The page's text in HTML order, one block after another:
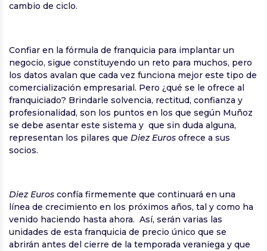
cambio de ciclo.
Confiar en la fórmula de franquicia para implantar un
negocio, sigue constituyendo un reto para muchos, pero
los datos avalan que cada vez funciona mejor este tipo de
comercialización empresarial. Pero ¿qué se le ofrece al
franquiciado? Brindarle solvencia, rectitud, confianza y
profesionalidad, son los puntos en los que según Muñoz
se debe asentar este sistema y que sin duda alguna,
representan los pilares que Diez Euros ofrece a sus
socios.
Diez Euros confía firmemente que continuará en una
línea de crecimiento en los próximos años, tal y como ha
venido haciendo hasta ahora. Así, serán varias las
unidades de esta franquicia de precio único que se
abrirán antes del cierre de la temporada veraniega y que